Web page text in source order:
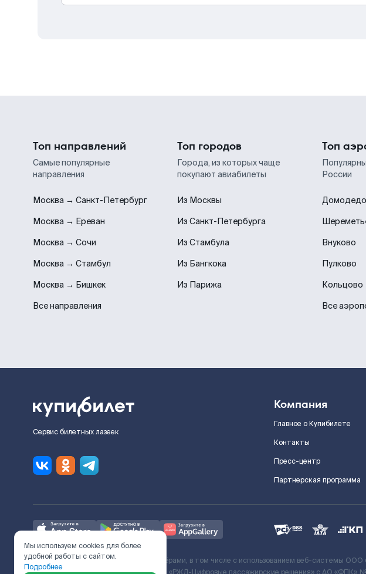
Топ направлений
Самые популярные
направления
Москва → Санкт-Петербург
Москва → Ереван
Москва → Сочи
Москва → Стамбул
Москва → Бишкек
Все направления
Топ городов
Города, из которых чаще
покупают авиабилеты
Из Москвы
Из Санкт-Петербурга
Из Стамбула
Из Бангкока
Из Парижа
Топ
России
Внуково
Пулково
Кольцово
Все
Сервис билетных лазеек
Компания
Главное о Купибилете
Контакты
Пресс-центр
Партнерская программа
Ж/Д билеты предоставляются партнёрами, в том числе с использованием веб-системы
Мы используем cookies для более
удобной работы с сайтом.
Подробнее